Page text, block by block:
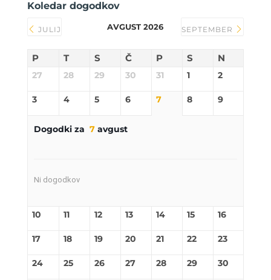
Koledar dogodkov
JULIJ AVGUST 2026 SEPTEMBER
P T S Č P S N
27 28 29 30 31 1 2
3 4 5 6 7 8 9
Dogodki za 7avgust
Ni dogodkov
10 11 12 13 14 15 16
17 18 19 20 21 22 23
24 25 26 27 28 29 30